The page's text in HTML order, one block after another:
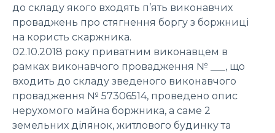
до складу якого входять п’ять виконавчих
проваджень про стягнення боргу з боржниці
на користь скаржника.
02.10.2018 року приватним виконавцем в
рамках виконавчого провадження № ___, що
входить до складу зведеного виконавчого
провадження № 57306514, проведено опис
нерухомого майна боржника, а саме 2
земельних ділянок, житлового будинку та